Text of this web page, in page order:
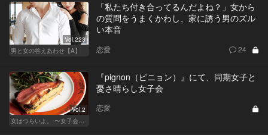
Vol.223
男と女の答えあわせ【A】
「私たち付き合ってるんだよね？」女から
の質問をうまくかわし、家に誘う男のズル
い本音
恋愛 24
Vol.2
女はつらいよ。 〜女子会は、甘くて苦い〜
『pignon（ピニョン）』にて、同期女子と
憂さ晴らし女子会
恋愛